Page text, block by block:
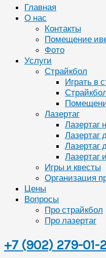
Главная
О нас
Контакты
Помещение
Фото
Услуги
Страйкбол
Играть в
Лазертаг
Лазертаг
Лазертаг
Лазертаг
Лазертаг
Игры и квесты
Организация
Цены
Вопросы
Про страйкбол
Про лазертаг
+7 (902) 279-01-